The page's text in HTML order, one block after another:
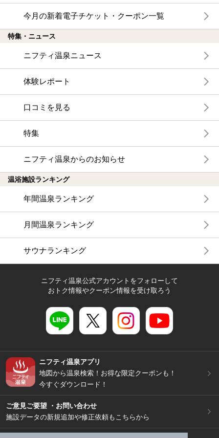
今月の新着電子チケット・クーポン一覧
特集・ニュース
ニフティ温泉ニュース
体験レポート
口コミを見る
特集
ニフティ温泉からのお知らせ
温浴施設ランキング
年間温泉ランキング
月間温泉ランキング
サウナランキング
ニフティ温泉公式アカウントをフォローして
おトク情報やクーポン情報を受け取ろう
ニフティ温泉アプリ
地図から温泉検索！お得な限定クーポンも！
今すぐダウンロード！
ご意見ご要望 ・お問い合わせ
施設データの新規追加や修正依頼もこちらから